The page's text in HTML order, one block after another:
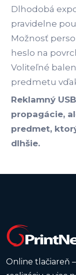
Dlhodobá
pravidelne
Možnosť
heslo na
Voliteľné
predmetu
Reklamný
propagácie,
predmet,
dlhšie.
Online tlačiareň